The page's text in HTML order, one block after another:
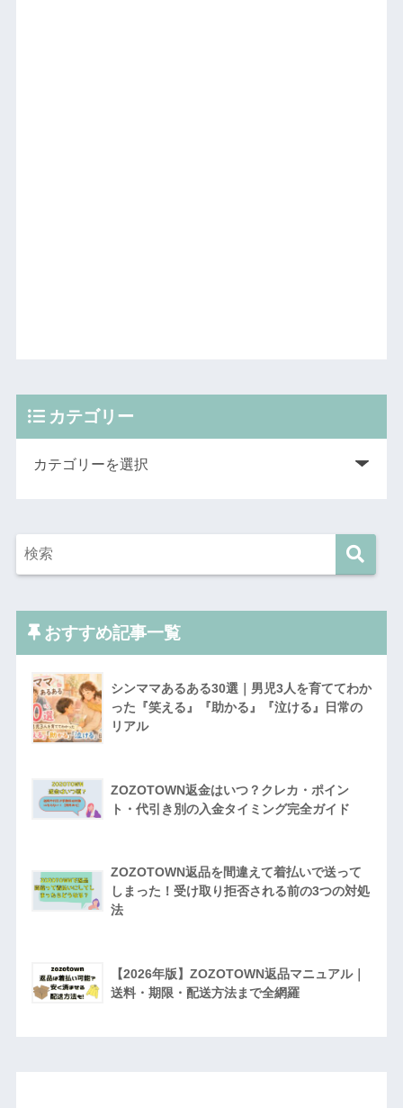
カテゴリー
おすすめ記事一覧
シンママあるある30選｜男児3人を育ててわか
った『笑える』『助かる』『泣ける』日常の
リアル
ZOZOTOWN返金はいつ？クレカ・ポイン
ト・代引き別の入金タイミング完全ガイド
ZOZOTOWN返品を間違えて着払いで送って
しまった！受け取り拒否される前の3つの対処
法
【2026年版】ZOZOTOWN返品マニュアル｜
送料・期限・配送方法まで全網羅